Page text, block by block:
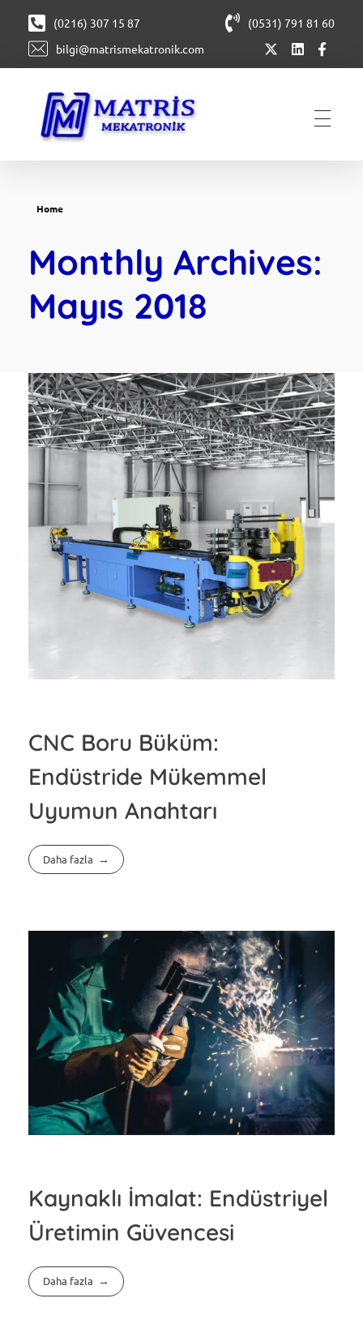
(0216) 307 15 87
(0531) 791 81 60
bilgi@matrismekatronik.com
Home
Monthly Archives:
Mayıs 2018
CNC Boru Büküm:
Endüstride Mükemmel
Uyumun Anahtarı
Daha fazla
Kaynaklı İmalat: Endüstriyel
Üretimin Güvencesi
Daha fazla